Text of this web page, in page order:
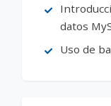
datos
Uso de